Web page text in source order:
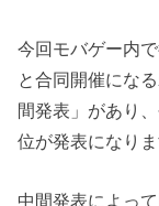
今回モバゲー内
と合同開催にな
間発表 」があり
位が発表になりま
中間発表によっ